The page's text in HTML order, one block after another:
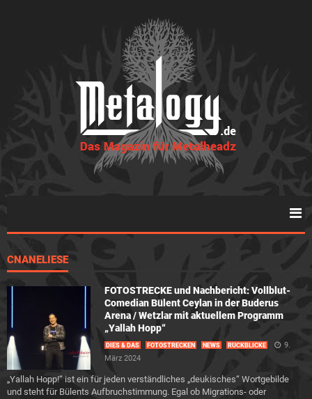
CNANELIESE
FOTOSTRECKE und Nachbericht: Vollblut-
Comedian Bülent Ceylan in der Buderus
Arena / Wetzlar mit aktuellem Programm
„Yallah Hopp“
DIES & DAS FOTOSTRECKEN NEWS RÜCKBLICKE
9.
März 2024
„Yallah Hopp!“ ist ein für jeden verständliches „deukisches“ Wortgebilde
und steht für Bülents Aufbruchstimmung. Egal ob Migrations- oder